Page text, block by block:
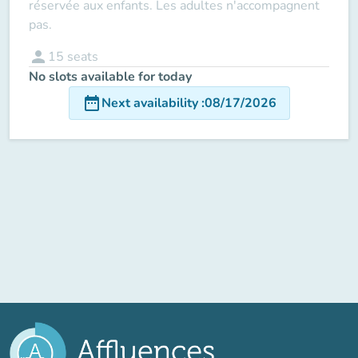
réservée aux enfants. Les adultes n'accompagnent
pas.
person 15 seats
No slots available for today
date_rangeNext availability:08/17/2026